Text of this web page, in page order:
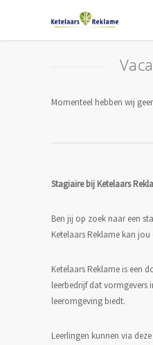
Momenteel hebben wij
Stagiaire bij Ketelaars
Ben jij op zoek naar een
Ketelaars Reklame kan
Ketelaars Reklame is een
leerbedrijf dat vormgevers
leeromgeving biedt.
Leerlingen kunnen via